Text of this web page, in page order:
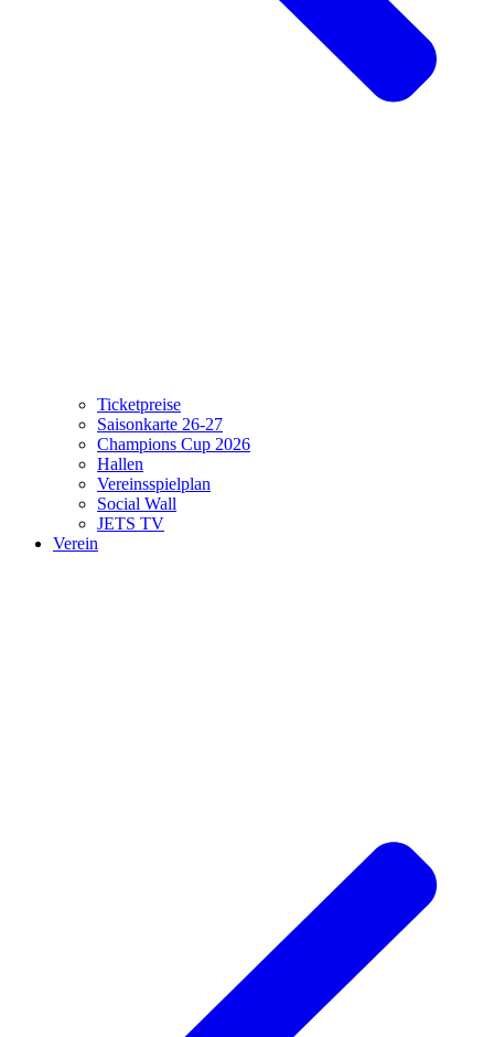
Ticketpreise
Saisonkarte 26-27
Champions Cup 2026
Hallen
Vereinsspielplan
Social Wall
JETS TV
Verein